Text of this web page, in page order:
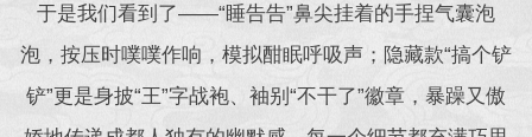
于是我们看到了——“睡告告”鼻尖挂着的手捏气囊泡
泡，按压时噗噗作响，模拟酣眠呼吸声；隐藏款“搞个铲
铲”更是身披“王”字战袍、袖别“不干了”徽章，暴躁又傲